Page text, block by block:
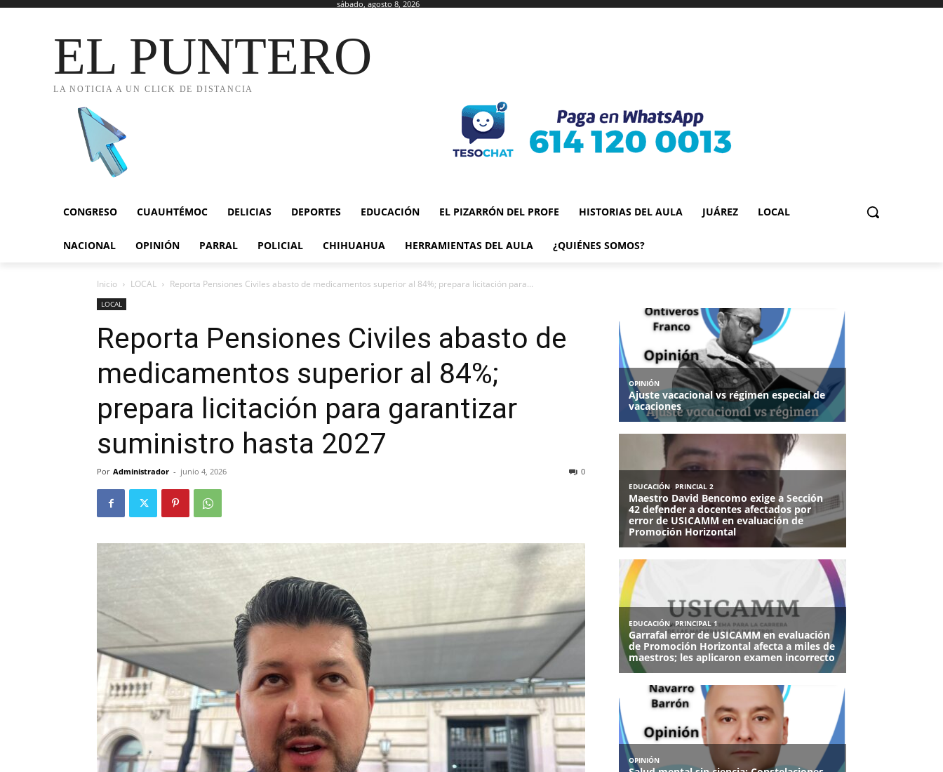
sábado, agosto 8, 2026
EL PUNTERO
LA NOTICIA A UN CLICK DE DISTANCIA
CONGRESO CUAUHTÉMOC DELICIAS DEPORTES EDUCACIÓN EL PIZARRÓN DEL PROFE HISTORIAS DEL AULA JUÁREZ LOCAL
NACIONAL OPINIÓN PARRAL POLICIAL CHIHUAHUA HERRAMIENTAS DEL AULA ¿QUIÉNES SOMOS?
Inicio LOCAL Reporta Pensiones Civiles abasto de medicamentos superior al 84%; prepara licitación para...
LOCAL
Reporta Pensiones Civiles abasto de
medicamentos superior al 84%;
prepara licitación para garantizar
suministro hasta 2027
Por Administrador - junio 4, 2026 0